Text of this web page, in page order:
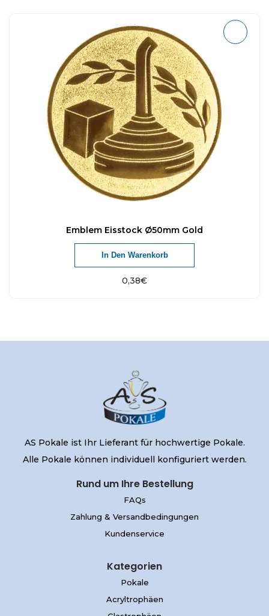
Emblem Eisstock Ø50mm Gold
0,38€
In Den Warenkorb
AS Pokale ist Ihr Lieferant für hochwertige Pokale.
Alle Pokale können individuell konfiguriert werden.
Rund um Ihre Bestellung
FAQs
Zahlung & Versandbedingungen
Kundenservice
Kategorien
Pokale
Acryltrophäen